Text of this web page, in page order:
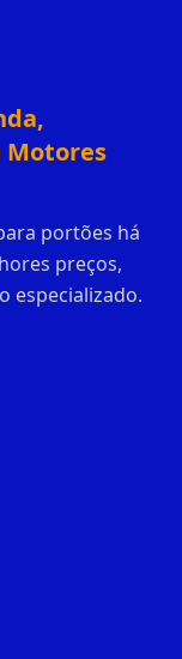
Motores
portões há
preços,
especializado.